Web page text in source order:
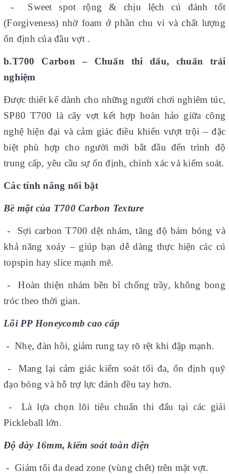
- Sweet spot rộng & chịu lệch cú đánh tốt
(Forgiveness) nhờ foam ở phần chu vi và chất lượng
ổn định của đầu vợt .
b.T700 Carbon – Chuẩn thi dấu, chuẩn trải
nghiệm
Được thiết kế dành cho những người chơi nghiêm túc,
SP80 T700 là cây vợt kết hợp hoàn hảo giữa công
nghệ hiện đại và cảm giác điều khiển vượt trội – đặc
biệt phù hợp cho người mới bắt đầu đến trình độ
trung cấp, yêu cầu sự ổn định, chính xác và kiểm soát.
Các tính năng nổi bật
Bề mặt của T700 Carbon Texture
- Sợi carbon T700 dệt nhám, tăng độ bám bóng và
khả năng xoáy – giúp bạn dễ dàng thực hiện các cú
topspin hay slice mạnh mẽ.
- Hoàn thiện nhám bền bỉ chống trầy, không bong
tróc theo thời gian.
Lõi PP Honeycomb cao cấp
- Nhẹ, đàn hồi, giảm rung tay rõ rệt khi đập mạnh.
- Mang lại cảm giác kiểm soát tối đa, ổn định quỹ
đạo bóng và hỗ trợ lực đánh đều tay hơn.
- Là lựa chọn lõi tiêu chuẩn thi đấu tại các giải
Pickleball lớn.
Độ dày 16mm, kiểm soát toàn diện
- Giảm tối đa dead zone (vùng chết) trên mặt vợt.